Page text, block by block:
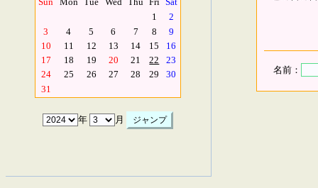
1
2
3
4 5 6 7 8
9
10
11 12 13 14 15
16
17
18 19 20 21 22
23
24
25 26 27 28 29
30
31
年 月
名前：